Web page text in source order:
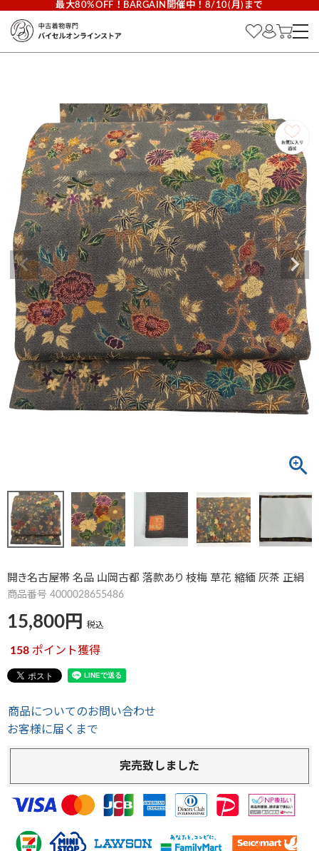
最大80%OFF！BARGAIN開催中！8/10(月)まで
開き名古屋帯 名品 山岡古都 落款あり 枝梅 草花 縮緬 灰茶 正絹
商品番号 4000028655486
15,800 税込
158 ポイント獲得
商品についてのお問い合わせ
お客様に届くまで
完売致しました